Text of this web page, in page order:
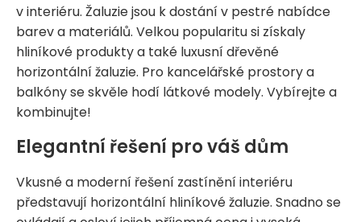
v interiéru. Žaluzie jsou k dostání v pestré nabídce
barev a materiálů. Velkou popularitu si získaly
hliníkové produkty a také luxusní dřevěné
horizontální žaluzie. Pro kancelářské prostory a
balkóny se skvěle hodí látkové modely. Vybírejte a
kombinujte!
Elegantní řešení pro váš dům
Vkusné a moderní řešení zastínění interiéru
představují horizontální hliníkové žaluzie. Snadno se